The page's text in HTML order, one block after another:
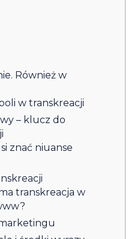
Również w
w transkreacji
– klucz do
znać niuanse
transkreacja w